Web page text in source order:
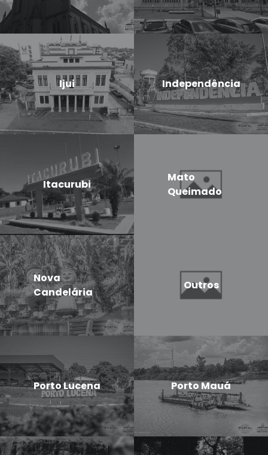
Ijui Independência
Itacurubi
Mato
Queimado
Nova
Candelária
Outros
Porto Lucena Porto Mauá